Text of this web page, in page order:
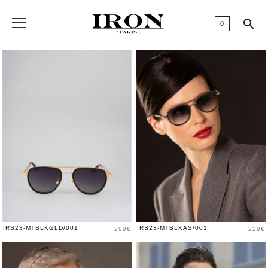
0 
IRS23-MTBLKGLD/001 Prix
299€ IRS23-MTBLKAS/001 Prix
229€